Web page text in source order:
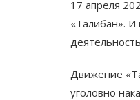
17 апреля
«Талибан». И
Движение
уголовно